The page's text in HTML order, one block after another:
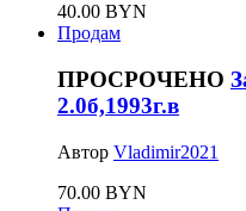
40.00 BYN
Продам
ПРОСРОЧЕНО
2.0б,1993г.в
Автор Vladimir2021
70.00 BYN